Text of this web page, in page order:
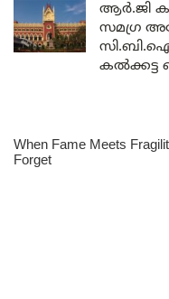
ആർ.ജി
സമഗ്ര